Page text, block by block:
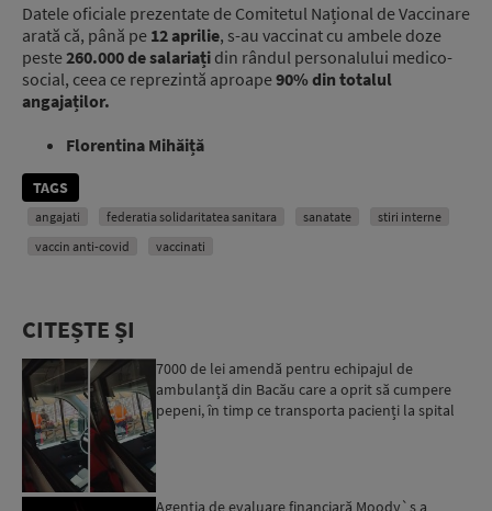
Datele oficiale prezentate de Comitetul Național de Vaccinare
arată că, până pe 12 aprilie, s-au vaccinat cu ambele doze
peste 260.000 de salariați din rândul personalului medico-
social, ceea ce reprezintă aproape90% din totalul
angajaților.
Florentina Mihăiță
TAGS
angajati federatia solidaritatea sanitara sanatate
stiri interne
vaccin anti-covid
vaccinati
CITEȘTE ȘI
7000 de lei amendă pentru echipajul de
ambulanță din Bacău care a oprit să cumpere
pepeni, în timp ce transporta pacienți la spital
Agenția de evaluare financiară Moody`s a